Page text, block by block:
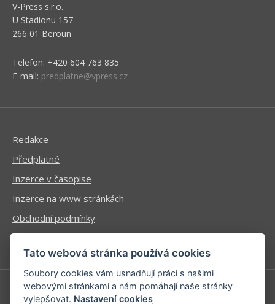
V-Press s.r.o.
U Stadionu 157
266 01 Beroun
Telefon: +420 604 763 835
E-mail: predplatne@vpress.cz
Redakce
Předplatné
Inzerce v časopise
Inzerce na www stránkách
Obchodní podmínky
Ochrana osobních údajů
Příhlášení | Registrace
Tato webová stránka používá cookies
Soubory cookies vám usnadňují práci s našimi
webovými stránkami a nám pomáhají naše stránky
vylepšovat. Nastavení cookies